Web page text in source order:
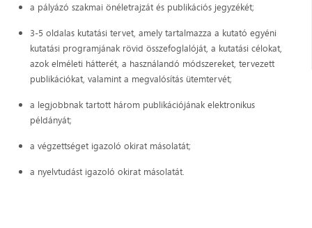
a pályázó szakmai önéletrajzát és publikációs jegyzékét;
3-5 oldalas kutatási tervet, amely tartalmazza a kutató egyéni
kutatási programjának rövid összefoglalóját, a kutatási célokat,
azok elméleti hátterét, a használandó módszereket, tervezett
publikációkat, valamint a megvalósítás ütemtervét;
a legjobbnak tartott három publikációjának elektronikus
példányát;
a végzettséget igazoló okirat másolatát;
a nyelvtudást igazoló okirat másolatát.